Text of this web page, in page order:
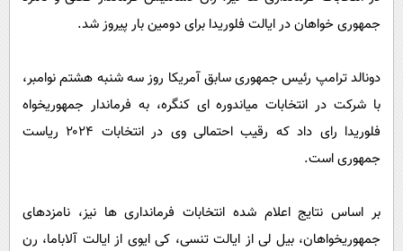
جمهوری خواهان در ایالت فلوریدا برای دومین بار پیروز شد.
دونالد ترامپ رئیس جمهوری سابق آمریکا روز سه شنبه هشتم نوامبر،
با شرکت در انتخابات میاندوره ای کنگره، به فرماندار جمهوریخواه
فلوریدا رای داد که رقیب احتمالی وی در انتخابات ۲۰۲۴ ریاست
جمهوری است.
بر اساس نتایج اعلام شده انتخابات فرمانداری ها نیز، نامزدهای
جمهوریخواهان، بیل لی از ایالت تنسی، کی ایوی از ایالت آلاباما، رن